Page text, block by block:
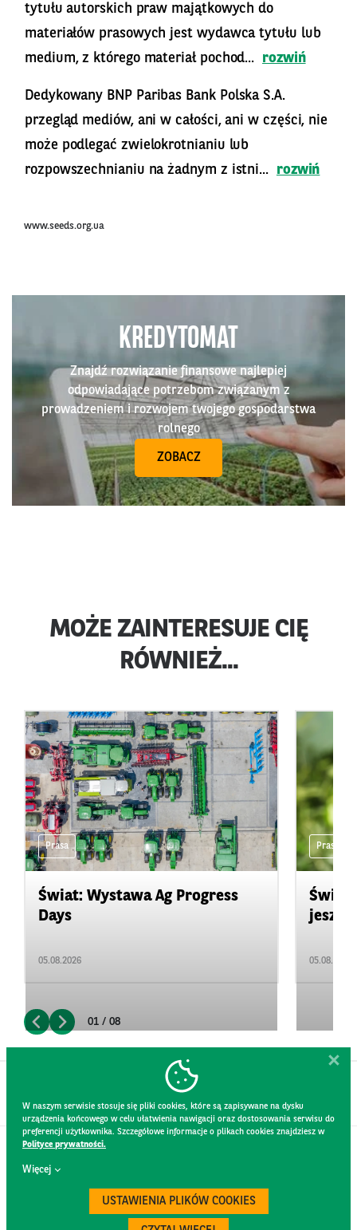
tytułu autorskich praw majątkowych do
materiałów prasowych jest wydawca tytułu lub
medium, z którego materiał pochod...
rozwiń
Dedykowany BNP Paribas Bank Polska S.A.
przegląd mediów, ani w całości, ani w części, nie
może podlegać zwielokrotnianiu lub
rozpowszechnianiu na żadnym z istni...
rozwiń
www.seeds.org.ua
KREDYTOMAT
Znajdź rozwiązanie finansowe najlepiej
odpowiadające potrzebom związanym z
prowadzeniem i rozwojem twojego gospodarstwa
rolnego
ZOBACZ
MOŻE ZAINTERESUJE CIĘ
RÓWNIEŻ...
Prasa
Świat: Wystawa Ag Progress
Days
05.08.2026
Prasa
Świat:
05.08.2026
01 / 08
W naszym serwisie stosuje się pliki cookies, które są zapisywane na dysku
urządzenia końcowego w celu ułatwienia nawigacji oraz dostosowania serwisu do
preferencji użytkownika. Szczegółowe informacje o plikach cookies znajdziesz w
Polityce prywatności.
Więcej
USTAWIENIA PLIKÓW COOKIES
KONTAKT
REGULAMIN STRONY
POLITYKA PRYWATNOŚCI